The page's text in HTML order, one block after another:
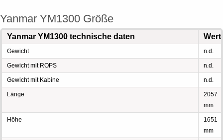
Yanmar YM1300 Größe
Yanmar YM1300 technische daten Wert
Gewicht n.d.
Gewicht mit ROPS n.d.
Gewicht mit Kabine n.d.
Länge
2057
mm
Höhe
1651
mm